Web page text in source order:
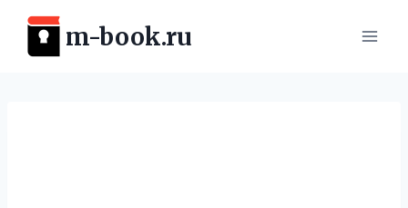
Перейти
содержимому
m-book.ru